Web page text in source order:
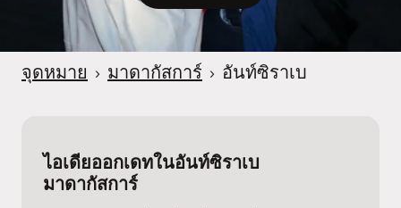
จุดหมาย › มาดากัสการ์ › อันท์ซิราเบ
ไอเดียออกเดทในอันท์ซิราเบ
มาดากัสการ์